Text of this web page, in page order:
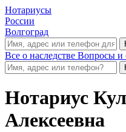
Нотариусы
России
Волгоград
Все о наследстве Вопросы и
Нотариус
Алексеевна